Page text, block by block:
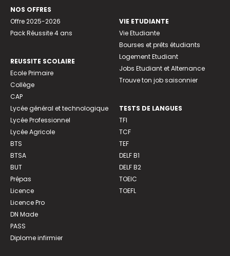
NOS OFFRES
Offre 2025-2026
Pack Réussite 4 ans
REUSSITE SCOLAIRE
Ecole Primaire
Collège
CAP
Lycée général et technologique
Lycée Professionnel
Lycée Agricole
BTS
BTSA
BUT
Prépas
Licence
Licence Pro
DN Made
PASS
Diplome infirmier
VIE ETUDIANTE
Vie Etudiante
Bourses et prêts étudiants
Logement Etudiant
Jobs Etudiant et Alternance
Trouve ton job saisonnier
TESTS DE LANGUES
TFI
TCF
TEF
DELF B1
DELF B2
TOEIC
TOEFL